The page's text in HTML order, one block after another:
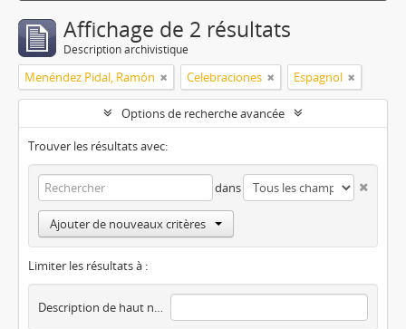
Affichage de 2 résultats
Description archivistique
Menéndez Pidal, Ramón Celebraciones Espagnol
Options de recherche avancée
Trouver les résultats avec:
dans
Ajouter de nouveaux critères
Limiter les résultats à :
Description de haut niveau